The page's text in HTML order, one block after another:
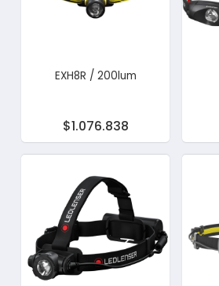
EXH8R / 200lum
$1.076.838